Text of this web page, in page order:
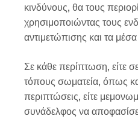
κινδύνους, θα τους
χρησιμοποιώντας τους
αντιμετώπισης και τα
Σε κάθε περίπτωση, είτε
τόπους σωματεία, όπως
περιπτώσεις, είτε
συνάδελφος να